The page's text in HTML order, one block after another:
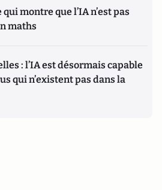
montre que l’IA n’est pas
maths
: l’IA est désormais capable
qui n’existent pas dans la